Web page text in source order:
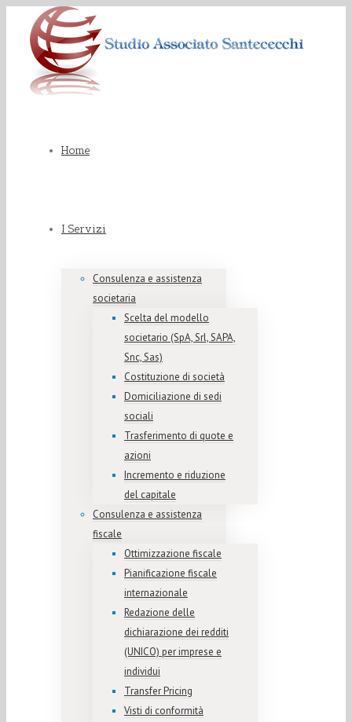
Home
I Servizi
Consulenza e assistenza
societaria
Scelta del modello
societario (SpA, Srl, SAPA,
Snc, Sas)
Costituzione di società
Domiciliazione di sedi
sociali
Trasferimento di quote e
azioni
Incremento e riduzione
del capitale
Consulenza e assistenza
fiscale
Ottimizzazione fiscale
Pianificazione fiscale
internazionale
Redazione delle
dichiarazione dei redditi
(UNICO) per imprese e
individui
Transfer Pricing
Visti di conformità